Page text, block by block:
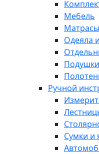
Мебель
Матрасы
Одеяла
Подушки
Ручной
Сумки и